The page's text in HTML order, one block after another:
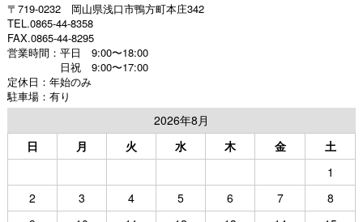
〒719-0232 岡山県浅口市鴨方町本庄342
TEL.0865-44-8358
FAX.0865-44-8295
営業時間：平日 9:00〜18:00
日祝 9:00〜17:00
定休日：年始のみ
駐車場：有り
2026年8月
日
月 火 水 木 金
土
1
2
3 4 5 6 7
8